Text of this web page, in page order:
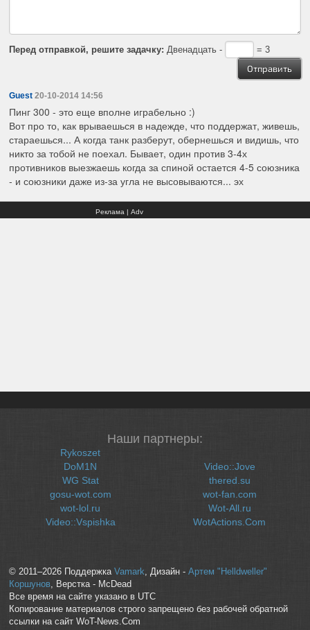
Перед отправкой, решите задачку: Двенадцать - = 3
Guest 20-10-2014 14:56
Пинг 300 - это еще вполне играбельно :)
Вот про то, как врываешься в надежде, что поддержат, живешь,
стараешься... А когда танк разберут, обернешься и видишь, что
никто за тобой не поехал. Бывает, один против 3-4х
противников выезжаешь когда за спиной остается 4-5 союзника
- и союзники даже из-за угла не высовываются... эх
Реклама | Adv
Наши партнеры:
Rykoszet
DoM1N
WG Stat
gosu-wot.com
wot-lol.ru
Video::Vspishka
Video::Jove
thered.su
wot-fan.com
Wot-All.ru
WotActions.Com
© 2011–2026 Поддержка Vamark , Дизайн - Артем "Helldweller"
Коршунов, Верстка - McDead
Все время на сайте указано в UTC
Копирование материалов строго запрещено без рабочей обратной
ссылки на сайт WoT-News.Com